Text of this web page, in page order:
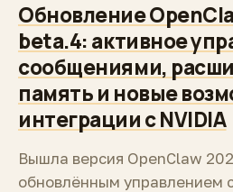
Обновление
beta.4: активное
сообщениями,
память и новые
интеграции с NVIDIA
Вышла версия OpenClaw
обновлённым управлением